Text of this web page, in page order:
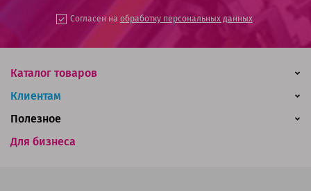
Согласен на обработку персональных данных
Каталог товаров
Клиентам
Для бизнеса
Полезное